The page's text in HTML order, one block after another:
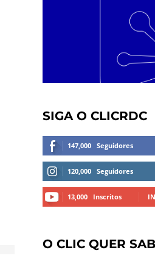
SIGA O CLICRDC
147,000 Seguidores
120,000 Seguidores
13,000 Inscritos
O CLIC QUER